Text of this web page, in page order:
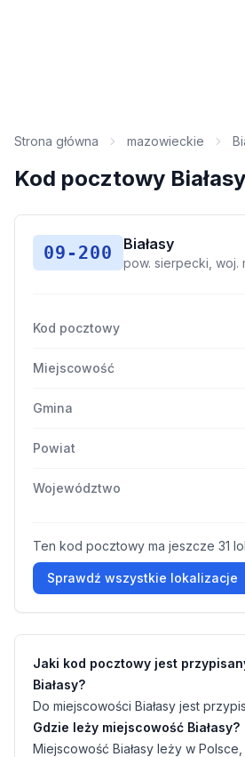
Strona główna mazowieckie
Kod pocztowy Białasy
09-200 Białasy
pow. sierpecki, woj.
Kod pocztowy
Miejscowość
Gmina
Powiat
Województwo
Ten kod pocztowy ma jeszcze 31
Sprawdź wszystkie lokalizacje
Jaki kod pocztowy jest
Białasy?
Do miejscowości Białasy jest
Gdzie leży miejscowość Białasy?
Miejscowość Białasy leży w